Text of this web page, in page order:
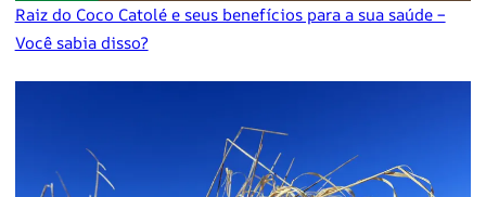
Raiz do Coco Catolé e seus benefícios para a sua saúde –
Você sabia disso?